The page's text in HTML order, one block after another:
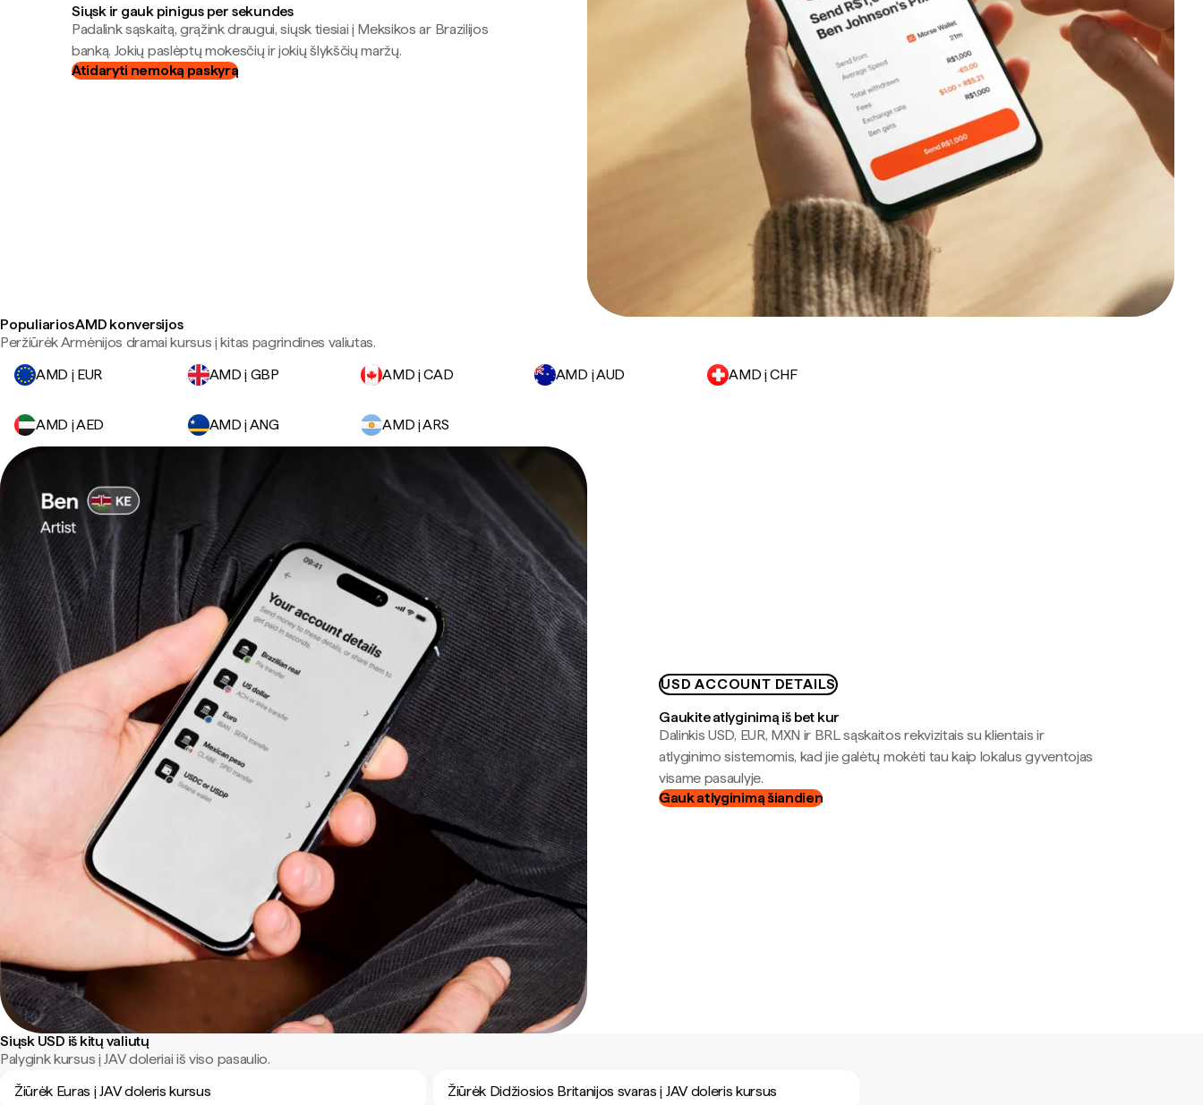
Siųsk ir gauk pinigus per sekundes
Padalink sąskaitą, grąžink draugui, siųsk tiesiai į Meksikos ar Brazilijos
banką. Jokių paslėptų mokesčių ir jokių šlykščių maržų.
Atidaryti nemoką paskyrą
Populiarios AMD konversijos
Peržiūrėk Armėnijos dramai kursus į kitas pagrindines valiutas.
AMD į EUR
AMD į GBP AMD į CAD AMD į AUD AMD į CHF
AMD į AED AMD į ANG AMD į ARS
USD ACCOUNT DETAILS
Gaukite atlyginimą iš bet kur
Dalinkis USD, EUR, MXN ir BRL sąskaitos rekvizitais su klientais ir
atlyginimo sistemomis, kad jie galėtų mokėti tau kaip lokalus gyventojas
visame pasaulyje.
Gauk atlyginimą šiandien
Siųsk USD iš kitų valiutų
Palygink kursus į JAV doleriai iš viso pasaulio.
Žiūrėk Euras į JAV doleris kursus
Žiūrėk Didžiosios Britanijos svaras į JAV doleris kursus